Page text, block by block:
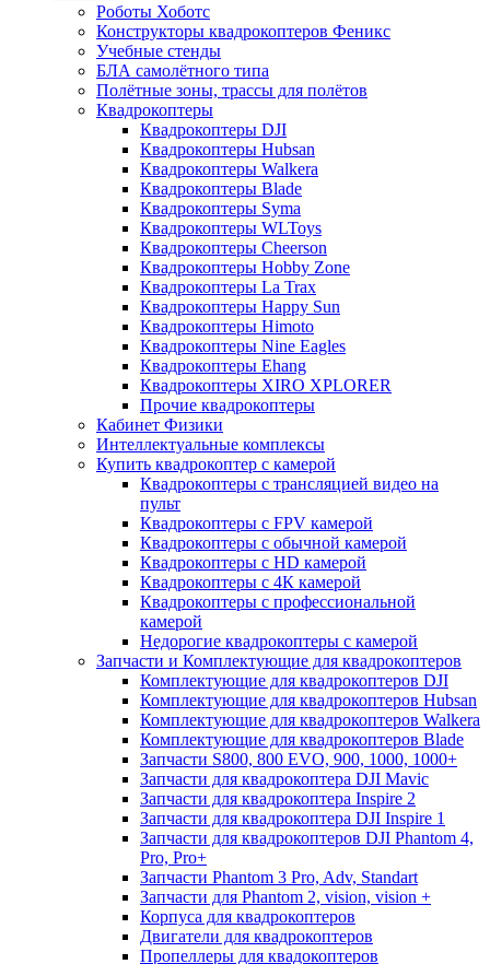
Роботы Хоботс
Конструкторы квадрокоптеров Феникс
Учебные стенды
БЛА самолётного типа
Полётные зоны, трассы для полётов
Квадрокоптеры
Квадрокоптеры DJI
Квадрокоптеры Hubsan
Квадрокоптеры Walkera
Квадрокоптеры Blade
Квадрокоптеры Syma
Квадрокоптеры WLToys
Квадрокоптеры Cheerson
Квадрокоптеры Hobby Zone
Квадрокоптеры La Trax
Квадрокоптеры Happy Sun
Квадрокоптеры Himoto
Квадрокоптеры Nine Eagles
Квадрокоптеры Ehang
Квадрокоптеры XIRO XPLORER
Прочие квадрокоптеры
Кабинет Физики
Интеллектуальные комплексы
Купить квадрокоптер с камерой
Квадрокоптеры с трансляцией видео на
пульт
Квадрокоптеры с FPV камерой
Квадрокоптеры с обычной камерой
Квадрокоптеры с HD камерой
Квадрокоптеры с 4К камерой
Квадрокоптеры с профессиональной
камерой
Недорогие квадрокоптеры с камерой
Запчасти и Комплектующие для квадрокоптеров
Комплектующие для квадрокоптеров DJI
Комплектующие для квадрокоптеров Hubsan
Комплектующие для квадрокоптеров Walkera
Комплектующие для квадрокоптеров Blade
Запчасти S800, 800 EVO, 900, 1000, 1000+
Запчасти для квадрокоптера DJI Mavic
Запчасти для квадрокоптера Inspire 2
Запчасти для квадрокоптера DJI Inspire 1
Запчасти для квадрокоптеров DJI Phantom 4,
Pro, Pro+
Запчасти Phantom 3 Pro, Adv, Standart
Запчасти для Phantom 2, vision, vision +
Корпуса для квадрокоптеров
Двигатели для квадрокоптеров
Пропеллеры для квадокоптеров